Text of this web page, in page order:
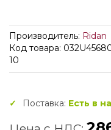
Производитель: Ridan
Код товара:
10
Поставка: Есть в